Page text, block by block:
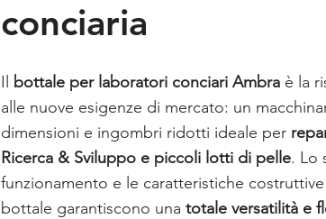
conciaria
Il bottale per laboratori conciari Ambra è la
alle nuove esigenze di mercato: un
dimensioni e ingombri ridotti ideale per
Ricerca & Sviluppo e piccoli lotti di pelle. Lo
funzionamento e le caratteristiche costruttive
bottale garantiscono una totale versatilità e